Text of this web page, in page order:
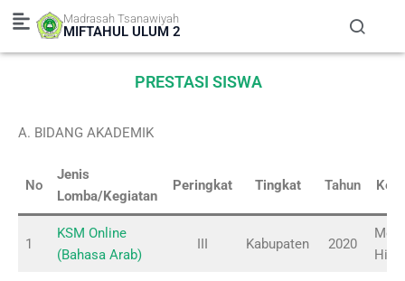
Skip
content
Madrasah Tsanawiyah
MIFTAHUL ULUM 2
PRESTASI SISWA
A. BIDANG AKADEMIK
No
Jenis
Lomba/Kegiatan
Peringkat Tingkat Tahun
1
KSM Online
(Bahasa Arab)
III Kabupaten 2020